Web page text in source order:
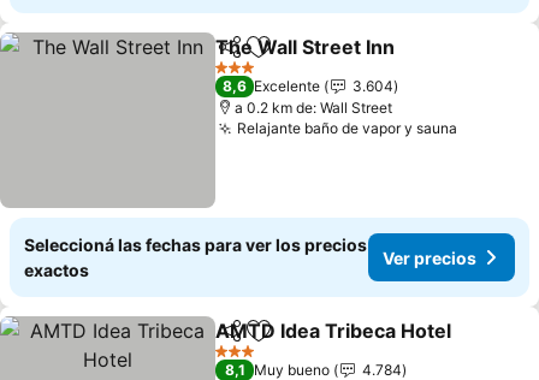
CompartirAñadir a favoritos
The Wall Street Inn
3 Estrellas
8,6 Excelente
3.604
a 0.2 km de: Wall Street
Relajante baño de vapor y sauna
Seleccioná las fechas para ver los precios
exactos
Ver precios
CompartirAñadir a favoritos
AMTD Idea Tribeca Hotel
3 Estrellas
8,1 Muy bueno
4.784